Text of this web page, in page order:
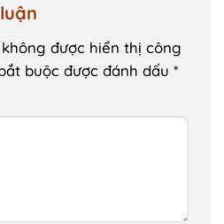
được hiển thị công
buộc được đánh dấu *